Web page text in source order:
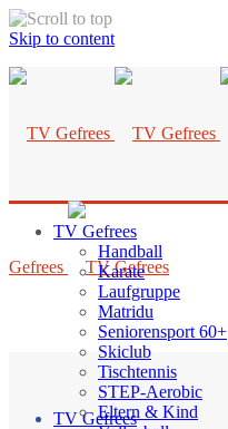
Skip to content
Gefrees
TV Gefrees
TV Gefrees
Handball
Karate
Laufgruppe
Matridu
Seniorensport 60+
Skiclub
Tischtennis
STEP-Aerobic
Eltern & Kind